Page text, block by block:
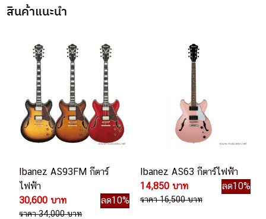
สินค้าแนะนำ
Ibanez AS93FM กีตาร์
ไฟฟ้า
30,600 บาท
ลด10%
ราคา 34,000 บาท
Ibanez AS63 กีตาร์ไฟฟ้า
14,850 บาท
ลด10%
ราคา 16,500 บาท